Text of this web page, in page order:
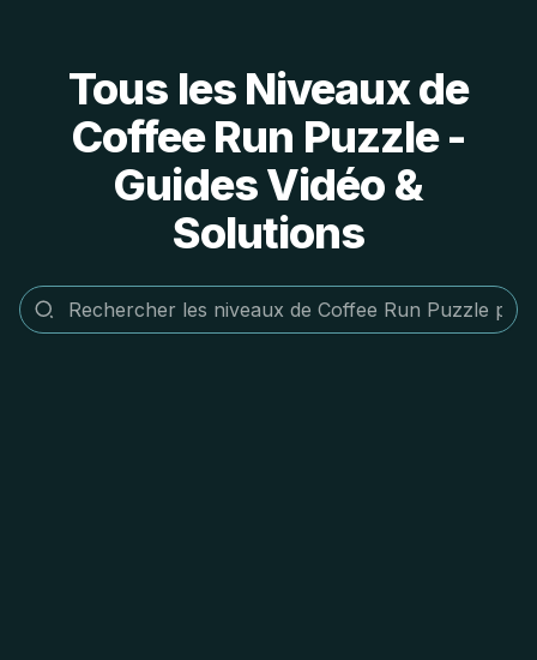
Tous les Niveaux de
Coffee Run Puzzle -
Guides Vidéo &
Solutions